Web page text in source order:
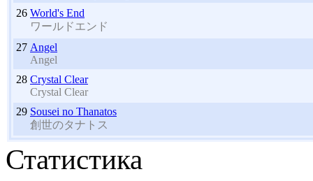
26 World's End
ワールドエンド
27 Angel
Angel
28 Crystal Clear
Crystal Clear
29 Sousei no Thanatos
創世のタナトス
Статистика